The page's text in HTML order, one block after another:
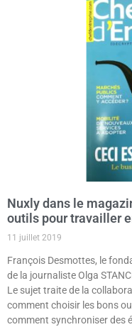
Nuxly dans le
outils pour travailler
11 juillet 2019
François Desmottes, le
de la journaliste Olga
Le sujet traite de la
comment choisir les bons
comment synchroniser des